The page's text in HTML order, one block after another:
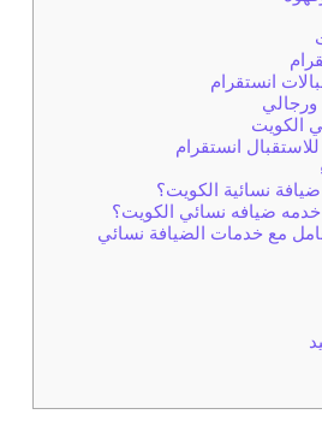
انستقرام
الكويت
انستقرام
نسائية الكويت؟
ضيافه نسائي الكويت؟
مع خدمات الضيافة نسائي